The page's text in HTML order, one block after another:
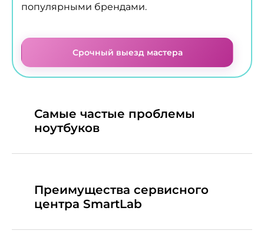
популярными брендами.
Срочный выезд мастера
Самые частые проблемы
ноутбуков
Преимущества сервисного
центра SmartLab